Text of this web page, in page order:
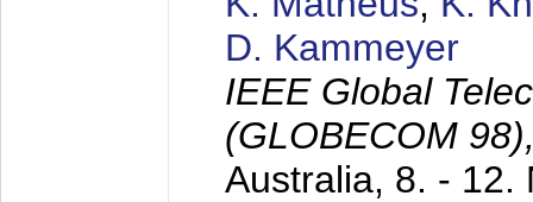
D. Kammeyer
IEEE Global
(GLOBECOM
Australia, 8. - 12.